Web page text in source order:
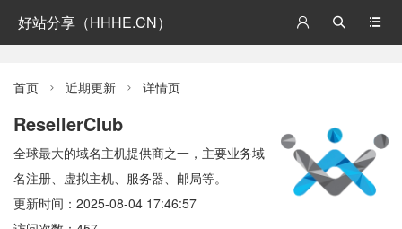
好站分享（HHHE.CN） 


首页  近期更新  详情页
ResellerClub
全球最大的域名主机提供商之一，主要业务域
名注册、虚拟主机、服务器、邮局等。
更新时间：2025-08-04 17:46:57